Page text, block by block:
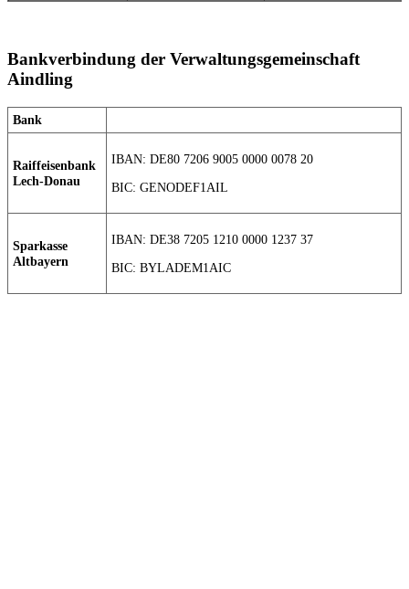
Bankverbindung der Verwaltungsgemeinschaft
Aindling
Bank
Raiffeisenbank
Lech-Donau
IBAN: DE80 7206 9005 0000 0078 20
BIC: GENODEF1AIL
Sparkasse
Altbayern
IBAN: DE38 7205 1210 0000 1237 37
BIC: BYLADEM1AIC